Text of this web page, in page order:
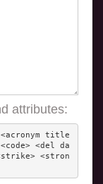
attributes:
title
<del da
<stron